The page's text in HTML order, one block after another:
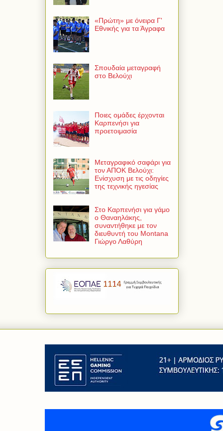
«Πρώτη» με όνειρα Γ'
Εθνικής για τα Άγραφα
Σπουδαία μεταγραφή
στο Βελούχι
Ποιες ομάδες έρχονται
Καρπενήσι για
προετοιμασία
Μεταγραφικό σαφάρι για
τον ΑΠΟΚ Βελούχι:
Ενίσχυση με τις οδηγίες
της τεχνικής ηγεσίας
Στο Καρπενήσι για γάμο
ο Θαναηλάκης,
συναντήθηκε με τον
διευθυντή του Montana
Γιώργο Λαθύρη